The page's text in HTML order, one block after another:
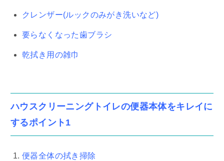
クレンザー(ルックのみがき洗いなど)
要らなくなった歯ブラシ
乾拭き用の雑巾
ハウスクリーニングトイレの便器本体をキレイに
するポイント1
便器全体の拭き掃除